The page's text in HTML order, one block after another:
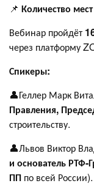
📌 Количество
Вебинар пройдёт
через платформу
Спикеры:
👤Геллер Марк
Правления,
строительству.
👤Львов Виктор
и основатель РТФ-
ПП по всей России).